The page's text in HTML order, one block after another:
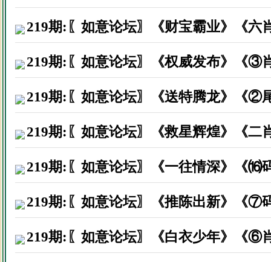
219期:〖如意论坛〗《财宝霸业》《六
219期:〖如意论坛〗《权威发布》《③
219期:〖如意论坛〗《送特腾龙》《②
219期:〖如意论坛〗《救星辉煌》《二
219期:〖如意论坛〗《一往情深》《⒃
219期:〖如意论坛〗《推陈出新》《⑦
219期:〖如意论坛〗《白衣少年》《⑥